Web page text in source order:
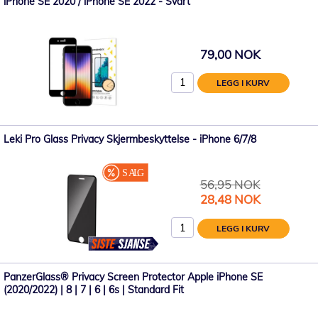
79,00 NOK
LEGG I KURV
Leki Pro Glass Privacy Skjermbeskyttelse - iPhone 6/7/8
56,95 NOK
Spesialpris
28,48 NOK
LEGG I KURV
PanzerGlass® Privacy Screen Protector Apple iPhone SE
(2020/2022) | 8 | 7 | 6 | 6s | Standard Fit